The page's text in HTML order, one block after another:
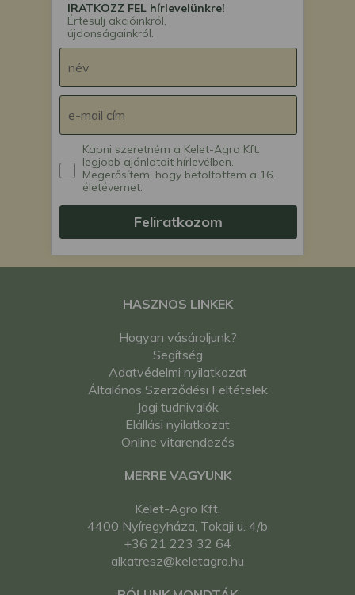
IRATKOZZ FEL hírlevelünkre!
Értesülj akcióinkról,
újdonságainkról.
Kapni szeretném a Kelet-Agro Kft.
legjobb ajánlatait hírlevélben.
Megerősítem, hogy betöltöttem a 16.
életévemet.
Feliratkozom
HASZNOS LINKEK
Hogyan vásároljunk?
Segítség
Adatvédelmi nyilatkozat
Általános Szerződési Feltételek
Jogi tudnivalók
Elállási nyilatkozat
Online vitarendezés
MERRE VAGYUNK
Kelet-Agro Kft.
4400 Nyíregyháza, Tokaji u. 4/b
+36 21 223 32 64
alkatresz@keletagro.hu